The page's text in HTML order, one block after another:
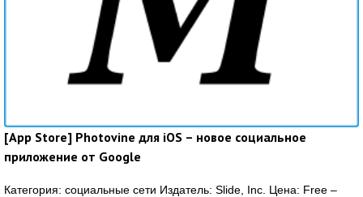
[App Store] Photovine для iOS – новое социальное
приложение от Google
Категория: социальные сети Издатель: Slide, Inc. Цена: Free –